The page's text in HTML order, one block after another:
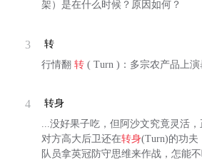
架）是在什么时候？原因如何？
3
转
行情翻转 ( Turn )：多宗农产品上
4
转身
...没好果子吃，但阿沙文究竟灵活
对方高大后卫还在转身(Turn)的功夫
队员拿英冠防守思维来作战，怎能